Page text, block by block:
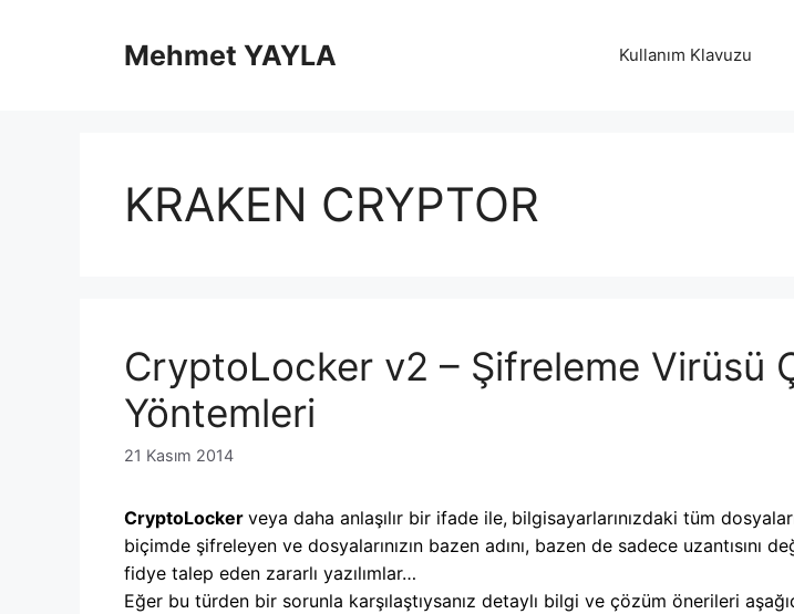
Mehmet YAYLA Kullanım Klavuzu
KRAKEN CRYPTOR
CryptoLocker v2 – Şifreleme Virüsü
Yöntemleri
21 Kasım 2014
CryptoLocker veya daha anlaşılır bir ifade ile, bilgisayarlarınızdaki tüm
biçimde şifreleyen ve dosyalarınızın bazen adını, bazen de sadece uzantısını
fidye talep eden zararlı yazılımlar…
Eğer bu türden bir sorunla karşılaştıysanız detaylı bilgi ve çözüm önerileri